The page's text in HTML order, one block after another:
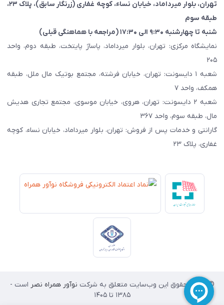
تهران، بلوار میرداماد، خیابان نساء، کوچه غفاری (زرنگار سابق)
، پلاک ۲۳،
طبقه سوم
شنبه تا چهارشنبه ۹:۳۰ الی ۱۷:۳۰ (مراجعه با هماهنگی قبلی)
نمایشگاه مرکزی: تهران، بلوار میرداماد، پاساژ پایتخت، طبقه دوم، واحد
۲۰۵
شعبه ۱ دایسونت: تهران، خیابان فرشته، مجتمع بوتیک مال ملل، طبقه
همکف، واحد ۷
شعبه ۲ دایسونت: تهران، هروی، خیابان موسوی، مجتمع تجاری هدیش
مال، طبقه سوم، واحد ۳۶۷
گارانتی و خدمات پس از فروش: تهران، بلوار میرداماد، خیابان نساء، کوچه
غفاری، پلاک ۲۳
© تمامی حقوق این وب‌سایت متعلق به شرکت نوآور همراه نصر است -
۱۳۸۵ تا 1405